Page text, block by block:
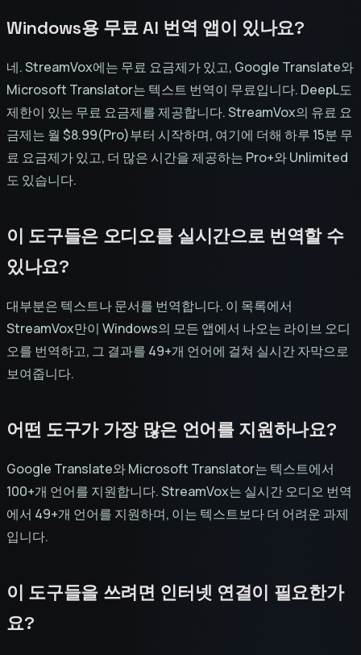
Windows용 무료 AI 번역 앱이 있나요?
네. StreamVox에는 무료 요금제가 있고, Google Translate와
Microsoft Translator는 텍스트 번역이 무료입니다. DeepL도
제한이 있는 무료 요금제를 제공합니다. StreamVox의 유료 요
금제는 월 $8.99(Pro)부터 시작하며, 여기에 더해 하루 15분 무
료 요금제가 있고, 더 많은 시간을 제공하는 Pro+와 Unlimited
도 있습니다.
이 도구들은 오디오를 실시간으로 번역할 수
있나요?
대부분은 텍스트나 문서를 번역합니다. 이 목록에서
StreamVox만이 Windows의 모든 앱에서 나오는 라이브 오디
오를 번역하고, 그 결과를 49+개 언어에 걸쳐 실시간 자막으로
보여줍니다.
어떤 도구가 가장 많은 언어를 지원하나요?
Google Translate와 Microsoft Translator는 텍스트에서
100+개 언어를 지원합니다. StreamVox는 실시간 오디오 번역
에서 49+개 언어를 지원하며, 이는 텍스트보다 더 어려운 과제
입니다.
이 도구들을 쓰려면 인터넷 연결이 필요한가
요?